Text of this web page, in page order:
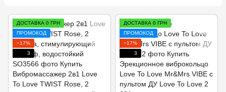
ДОСТАВКА 0 ГРН
ПРОМОКОД
−17%
3
ДОСТАВКА 0 ГРН
ПРОМОКОД
−17%
3